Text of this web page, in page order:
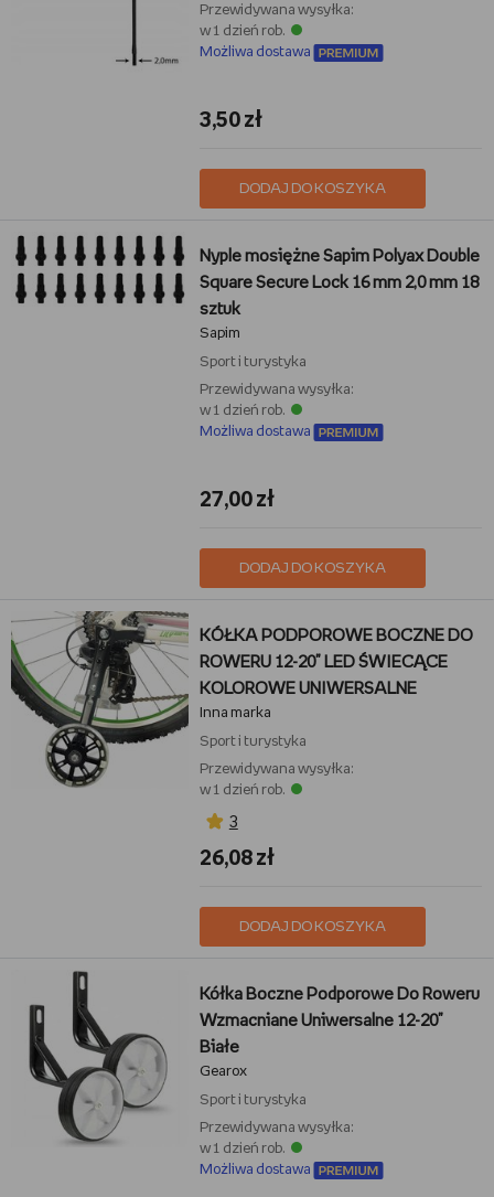
Przewidywana wysyłka:
w 1 dzień rob.
Możliwa dostawa
3,50 zł
DODAJ DO KOSZYKA
Nyple mosiężne Sapim Polyax Double
Square Secure Lock 16 mm 2,0 mm 18
sztuk
Sapim
Sport i turystyka
Przewidywana wysyłka:
w 1 dzień rob.
Możliwa dostawa
27,00 zł
DODAJ DO KOSZYKA
KÓŁKA PODPOROWE BOCZNE DO
ROWERU 12-20" LED ŚWIECĄCE
KOLOROWE UNIWERSALNE
Inna marka
Sport i turystyka
Przewidywana wysyłka:
w 1 dzień rob.
3
26,08 zł
DODAJ DO KOSZYKA
Kółka Boczne Podporowe Do Roweru
Wzmacniane Uniwersalne 12-20"
Białe
Gearox
Sport i turystyka
Przewidywana wysyłka:
w 1 dzień rob.
Możliwa dostawa